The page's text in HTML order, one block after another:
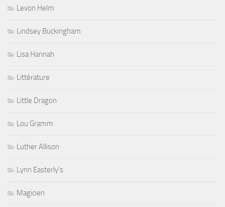
Levon Helm
Lindsey Buckingham
Lisa Hannah
Littérature
Little Dragon
Lou Gramm
Luther Allison
Lynn Easterly's
Magicien